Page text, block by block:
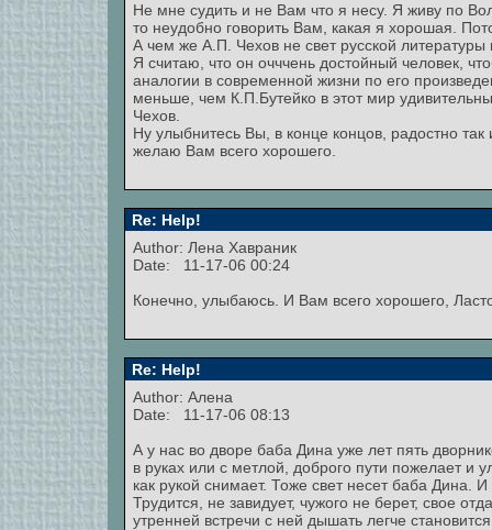
Не мне судить и не Вам что я несу. Я живу по
то неудобно говорить Вам, какая я хорошая.
А чем же А.П. Чехов не свет русской литературы
Я считаю, что он очччень достойный человек,
аналогии в современной жизни по его
меньше, чем К.П.Бутейко в этот мир
Чехов.
Ну улыбнитесь Вы, в конце концов, радостно
желаю Вам всего хорошего.
Re: Help!
Author: Лена Хавраник
Date: 11-17-06 00:24
Конечно, улыбаюсь. И Вам всего хорошего,
Re: Help!
Author: Алена
Date: 11-17-06 08:13
А у нас во дворе баба Дина уже лет пять
в руках или с метлой, доброго пути пожелает и
как рукой снимает. Тоже свет несет баба Дина.
Трудится, не завидует, чужого не берет, свое
утренней встречи с ней дышать легче